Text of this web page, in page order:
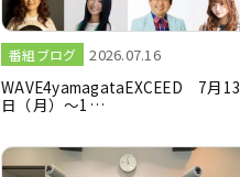
番組ブログ 2026.07.16
WAVE4yamagataEXCEED 7月13
日（月）～1…